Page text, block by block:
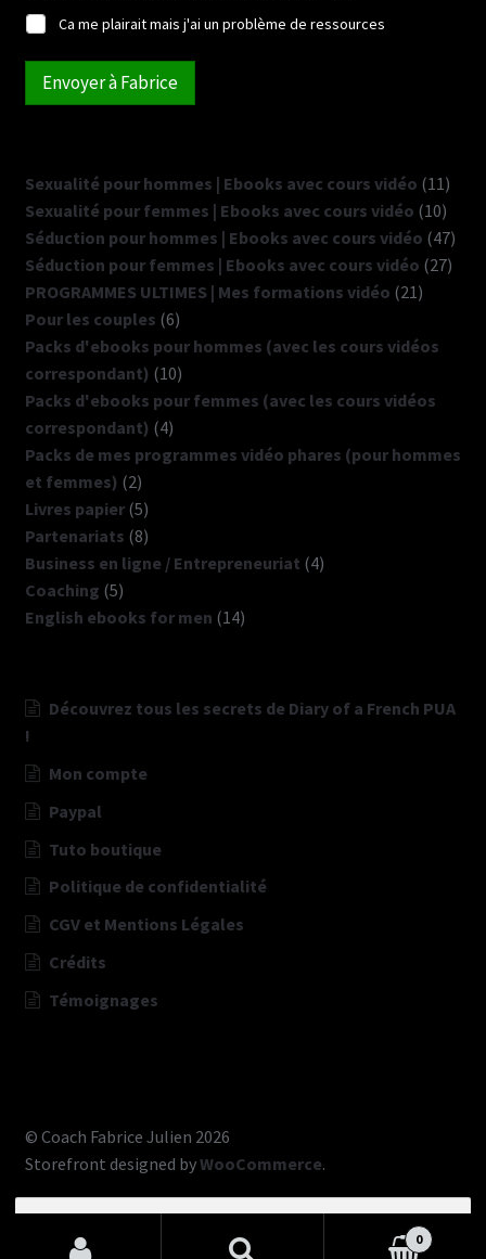
Ca me plairait mais j'ai un problème de ressources
Envoyer à Fabrice
Sexualité pour hommes | Ebooks avec cours vidéo 11 11
Sexualité pour femmes | Ebooks avec cours vidéo 1010
Séduction pour hommes | Ebooks avec cours vidéo 4747
Séduction pour femmes | Ebooks avec cours vidéo 2727
PROGRAMMES ULTIMES | Mes formations vidéo 21 21
Pour les couples 66
produits
Packs d'ebooks pour hommes (avec les cours vidéos
correspondant) 1010
produits
Packs d'ebooks pour femmes (avec les cours vidéos
correspondant) 44
produits
Packs de mes programmes vidéo phares (pour hommes
et femmes) 22
produits
Livres papier 55
produits
Partenariats 88
produits
Business en ligne / Entrepreneuriat 44
Coaching 55
produits
English ebooks for men 1414
Découvrez tous les secrets de Diary of a French PUA
!
Mon compte
Paypal
Tuto boutique
Politique de confidentialité
CGV et Mentions Légales
Crédits
Témoignages
© Coach Fabrice Julien 2026
Storefront designed byWooCommerce.
0